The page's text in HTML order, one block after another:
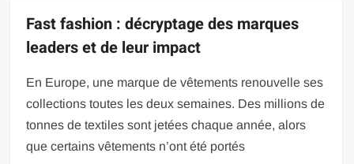
Fast fashion : décryptage des marques
leaders et de leur impact
En Europe, une marque de vêtements renouvelle ses
collections toutes les deux semaines. Des millions de
tonnes de textiles sont jetées chaque année, alors
que certains vêtements n’ont été portés